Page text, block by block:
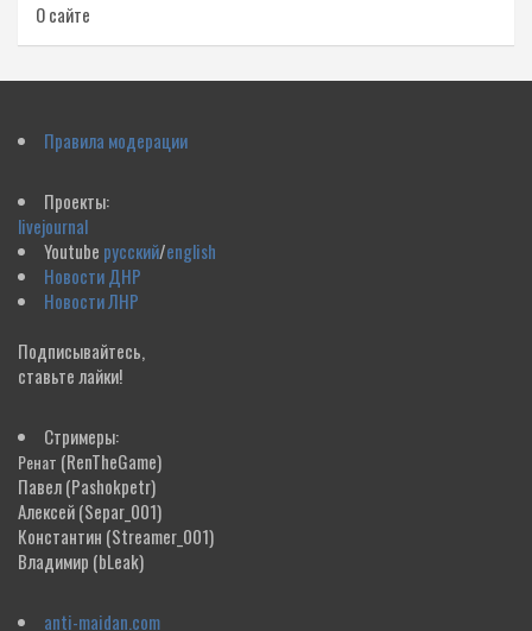
О сайте
Правила модерации
Проекты:
livejournal
Youtube русский/english
Новости ДНР
Новости ЛНР
Подписывайтесь,
ставьте лайки!
Стримеры:
Ренат (RenTheGame)
Павел(Pashokpetr)
Алексей(Separ_001)
Константин (Streamer_001)
Владимир (bLeak)
anti-maidan.com